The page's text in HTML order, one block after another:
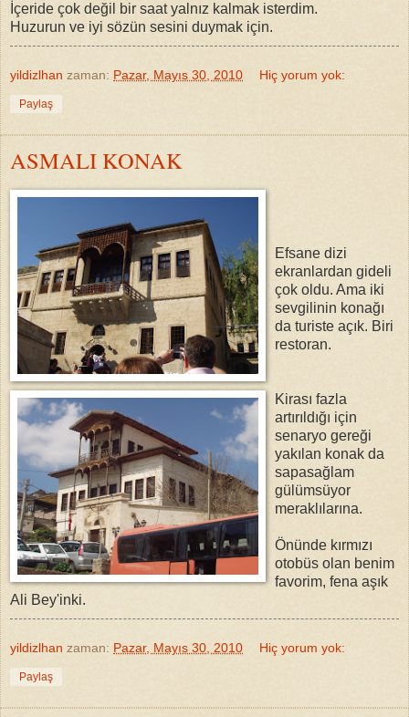
İçeride çok değil bir saat yalnız kalmak isterdim.
Huzurun ve iyi sözün sesini duymak için.
yildizlhan zaman: Pazar, Mayıs 30, 2010 Hiç yorum yok:
Paylaş
ASMALI KONAK
Efsane dizi
ekranlardan gideli
çok oldu. Ama iki
sevgilinin konağı
da turiste açık. Biri
restoran.
Kirası fazla
artırıldığı için
senaryo gereği
yakılan konak da
sapasağlam
gülümsüyor
meraklılarına.
Önünde kırmızı
otobüs olan benim
favorim, fena aşık
Ali Bey'inki.
yildizlhan zaman: Pazar, Mayıs 30, 2010 Hiç yorum yok:
Paylaş